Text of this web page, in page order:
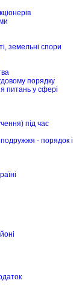
земельні спори
порядку
питань у сфері
під час
- порядок і